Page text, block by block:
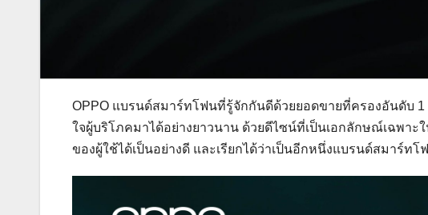
OPPO แบรนด์สมาร์ทโฟนที่รู้จักกันดีด้วยยอดขายที่ครองอันดับ
ใจผู้บริโภคมาได้อย่างยาวนาน ด้วยดีไซน์ที่เป็นเอกลักษณ์เฉพา
ของผู้ใช้ได้เป็นอย่างดี และเรียกได้ว่าเป็นอีกหนึ่งแบรนด์สมาร์ท